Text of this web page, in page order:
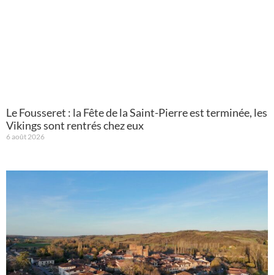
Le Fousseret : la Fête de la Saint-Pierre est terminée, les
Vikings sont rentrés chez eux
6 août 2026